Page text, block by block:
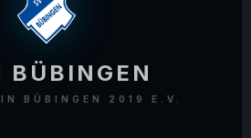
BÜBINGEN
BÜBINGEN 2019 E.V.